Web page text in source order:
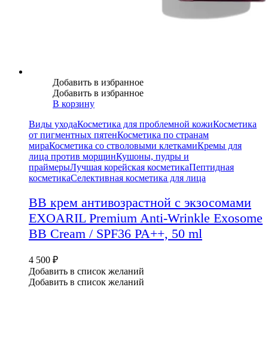
Добавить в избранное
Добавить в избранное
В корзину
Виды уходаКосметика для проблемной кожиКосметика
от пигментных пятенКосметика по странам
мираКосметика со стволовыми клеткамиКремы для
лица против морщинКушоны, пудры и
праймерыЛучшая корейская косметикаПептидная
косметикаСелективная косметика для лица
BB крем антивозрастной с экзосомами
EXOARIL Premium Anti-Wrinkle Exosome
BB Cream / SPF36 PA++, 50 ml
4 500 ₽
Добавить в список желаний
Добавить в список желаний